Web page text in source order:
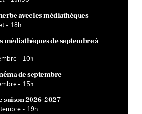
avec les médiathèques
- 18h
médiathèques de septembre à
- 10h
de septembre
- 15h
saison 2026-2027
- 19h